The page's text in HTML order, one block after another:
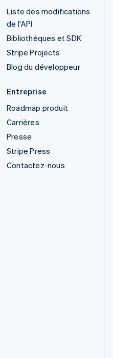
Liste des modifications
de l'API
Bibliothèques et SDK
Stripe Projects
Blog du développeur
Entreprise
Roadmap produit
Carrières
Presse
Stripe Press
Contactez-nous